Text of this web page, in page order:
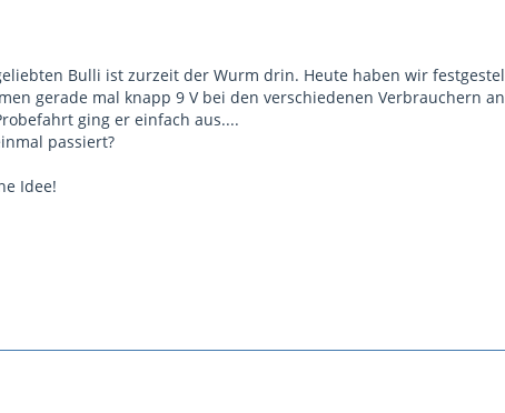
Bulli ist zurzeit der Wurm drin. Heute haben wir
gerade mal knapp 9 V bei den verschiedenen Verbrauchern
ging er einfach aus....
passiert?
Idee!